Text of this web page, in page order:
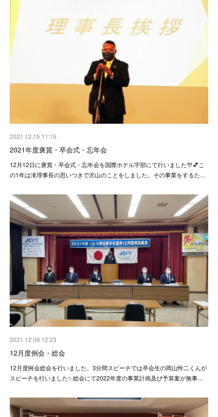
2021.12.15 11:15
2021年度褒賞・卒会式・忘年会
12月12日に褒賞・卒会式・忘年会を国際ホテル宇部にて行いました🎊💕こ
の1年は滝理事長の思いつきで沢山のことをしました。その事業をするた…
2021.12.09 12:23
12月度例会・総会
12月度例会総会を行いました。3分間スピーチでは卒会生の岡山怜二くんが
スピーチを行いました✨総会にて2022年度の事業計画及び予算案が無事…